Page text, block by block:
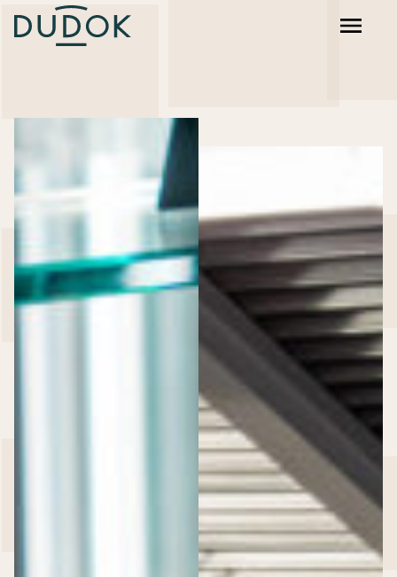
Dudok Rotterdam
Dudok Den Haag
Dudok Arnhem
Dudok In Het Park
Cruise Terminal Rotterdam